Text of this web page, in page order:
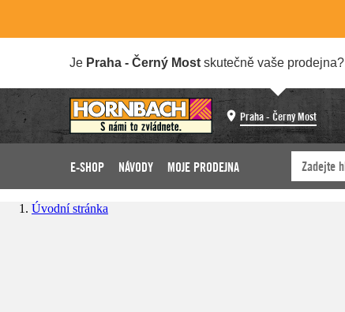
Je Praha - Černý Most skutečně vaše prodejna?
Praha - Černý Most
E-SHOP NÁVODY MOJE PRODEJNA
Úvodní stránka